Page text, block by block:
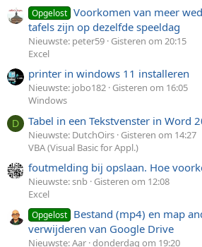
Opgelost Voorkomen van meer
tafels zijn op dezelfde speeldag
Nieuwste: peter59 Gisteren om 20:15
Excel
printer in windows 11 installeren
Nieuwste: jobo182 Gisteren om 16:05
Windows
D Tabel in een Tekstvenster in Word
Nieuwste: DutchOirs Gisteren om 14:27
VBA (Visual Basic for Appl.)
foutmelding bij opslaan. Hoe
Nieuwste: snb Gisteren om 12:08
Excel
Opgelost Bestand (mp4) en map
verwijderen van Google Drive
Nieuwste: Aar donderdag om 19:20